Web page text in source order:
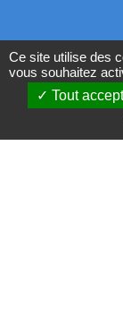
Ce site utilise des
vous souhaitez
Tout